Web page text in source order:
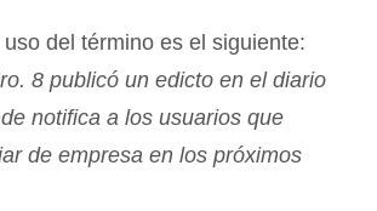
del término es el siguiente:
8 publicó un edicto en el diario
notifica a los usuarios que
de empresa en los próximos